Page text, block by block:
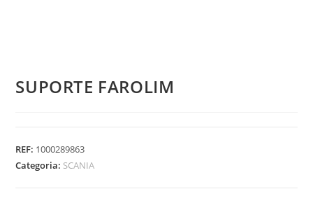
SUPORTE FAROLIM
REF: 1000289863
Categoria: SCANIA